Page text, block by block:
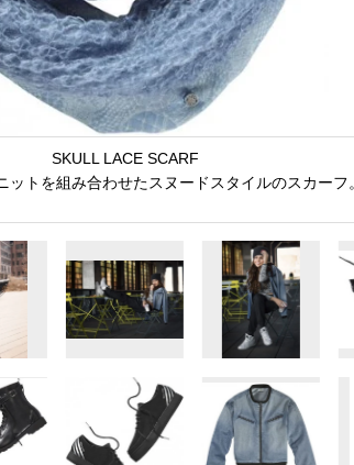
SKULL LACE SCARF
ットを組み合わせたスヌードスタイルのスカーフ。